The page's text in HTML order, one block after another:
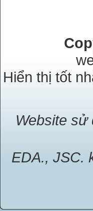
Hiển thị tốt
Website sử
EDA., JSC.